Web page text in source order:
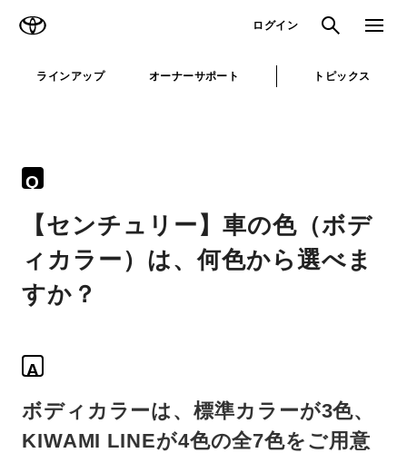
ログイン 検索 メニュ
ラインアップ オーナーサポート トピックス
Q
【センチュリー】車の色（ボデ
ィカラー）は、何色から選べま
すか？
A
ボディカラーは、標準カラーが3色、
KIWAMI LINEが4色の全7色をご用意